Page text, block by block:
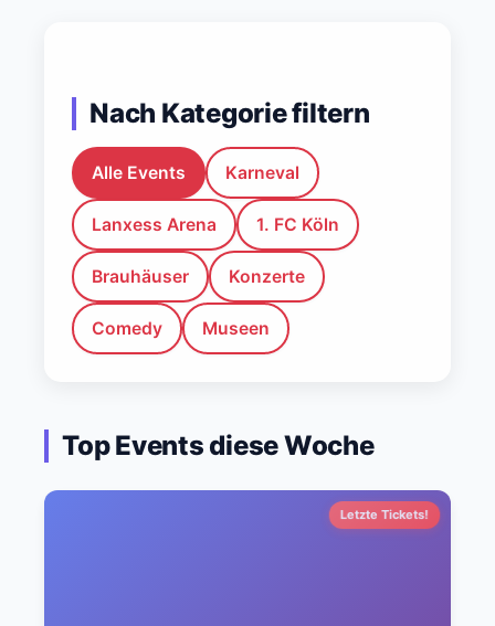
Nach Kategorie filtern
Alle Events Karneval
Lanxess Arena 1. FC Köln
Brauhäuser Konzerte
Comedy Museen
Top Events diese Woche
Letzte Tickets!